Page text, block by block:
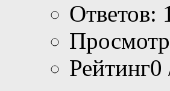
Ответов:
Рейтинг0